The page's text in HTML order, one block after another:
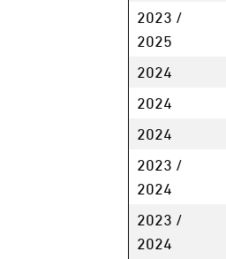
2023 /
2025
2024
2024
2024
2023 /
2024
2023 /
2024